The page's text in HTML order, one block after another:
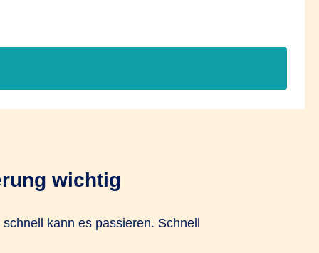
wichtig
kann es passieren. Schnell